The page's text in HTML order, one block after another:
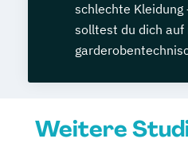
schlechte Kleidung
solltest du dich
Weitere